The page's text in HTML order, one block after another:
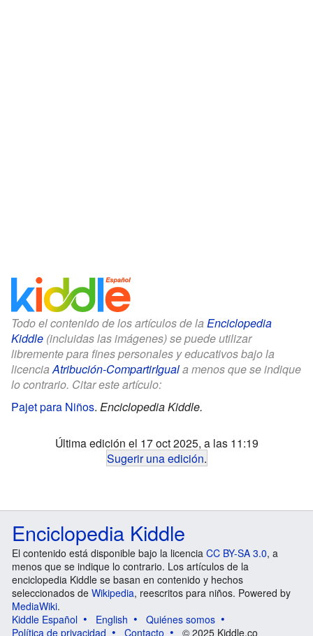
Todo el contenido de los artículos de la Enciclopedia
Kiddle (incluidas las imágenes) se puede utilizar
libremente para fines personales y educativos bajo la
licenciaAtribución-CompartirIguala menos que se indique
lo contrario. Citar este artículo:
Pajet para Niños. Enciclopedia Kiddle.
Última edición el 17 oct 2025, a las 11:19
Sugerir una edición.
Enciclopedia Kiddle
El contenido está disponible bajo la licencia CC BY-SA 3.0, a
menos que se indique lo contrario. Los artículos de la
enciclopedia Kiddle se basan en contenido y hechos
seleccionados de Wikipedia, reescritos para niños. Powered by
MediaWiki.
Kiddle Español
English
Quiénes somos
Política de privacidad
Contacto © 2025 Kiddle.co